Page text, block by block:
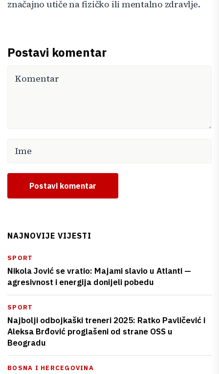
značajno utiče na fizičko ili mentalno zdravlje.
Postavi komentar
Postavi komentar
NAJNOVIJE VIJESTI
SPORT
Nikola Jović se vratio: Majami slavio u Atlanti —
agresivnost i energija donijeli pobedu
SPORT
Najbolji odbojkaški treneri 2025: Ratko Pavličević i
Aleksa Brđović proglašeni od strane OSS u
Beogradu
BOSNA I HERCEGOVINA